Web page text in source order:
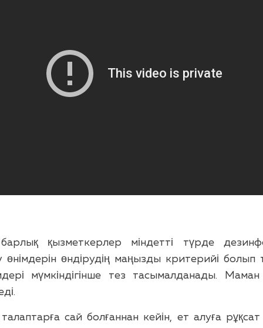
қызметкерлер міндетті түрде
өндірудің маңызды критерийі болып
мүмкіндігінше тез тасымалданады.
сай болғаннан кейін, ет алуға